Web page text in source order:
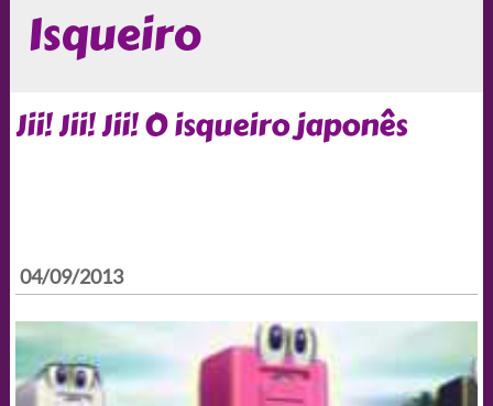
Isqueiro
Jii! Jii! Jii! O isqueiro japonês
04/09/2013